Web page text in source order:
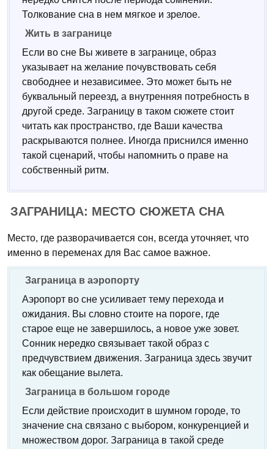
Толкование сна в нем мягкое и зрелое.
Жить в загранице
Если во сне Вы живете в загранице, образ
указывает на желание почувствовать себя
свободнее и независимее. Это может быть не
буквальный переезд, а внутренняя потребность в
другой среде. Заграницу в таком сюжете стоит
читать как пространство, где Ваши качества
раскрываются полнее. Иногда приснился именно
такой сценарий, чтобы напомнить о праве на
собственный ритм.
ЗАГРАНИЦА: МЕСТО СЮЖЕТА СНА
Место, где разворачивается сон, всегда уточняет, что
именно в переменах для Вас самое важное.
Заграница в аэропорту
Аэропорт во сне усиливает тему перехода и
ожидания. Вы словно стоите на пороге, где
старое еще не завершилось, а новое уже зовет.
Сонник нередко связывает такой образ с
предчувствием движения. Заграница здесь звучит
как обещание вылета.
Заграница в большом городе
Если действие происходит в шумном городе, то
значение сна связано с выбором, конкуренцией и
множеством дорог. Заграница в такой среде